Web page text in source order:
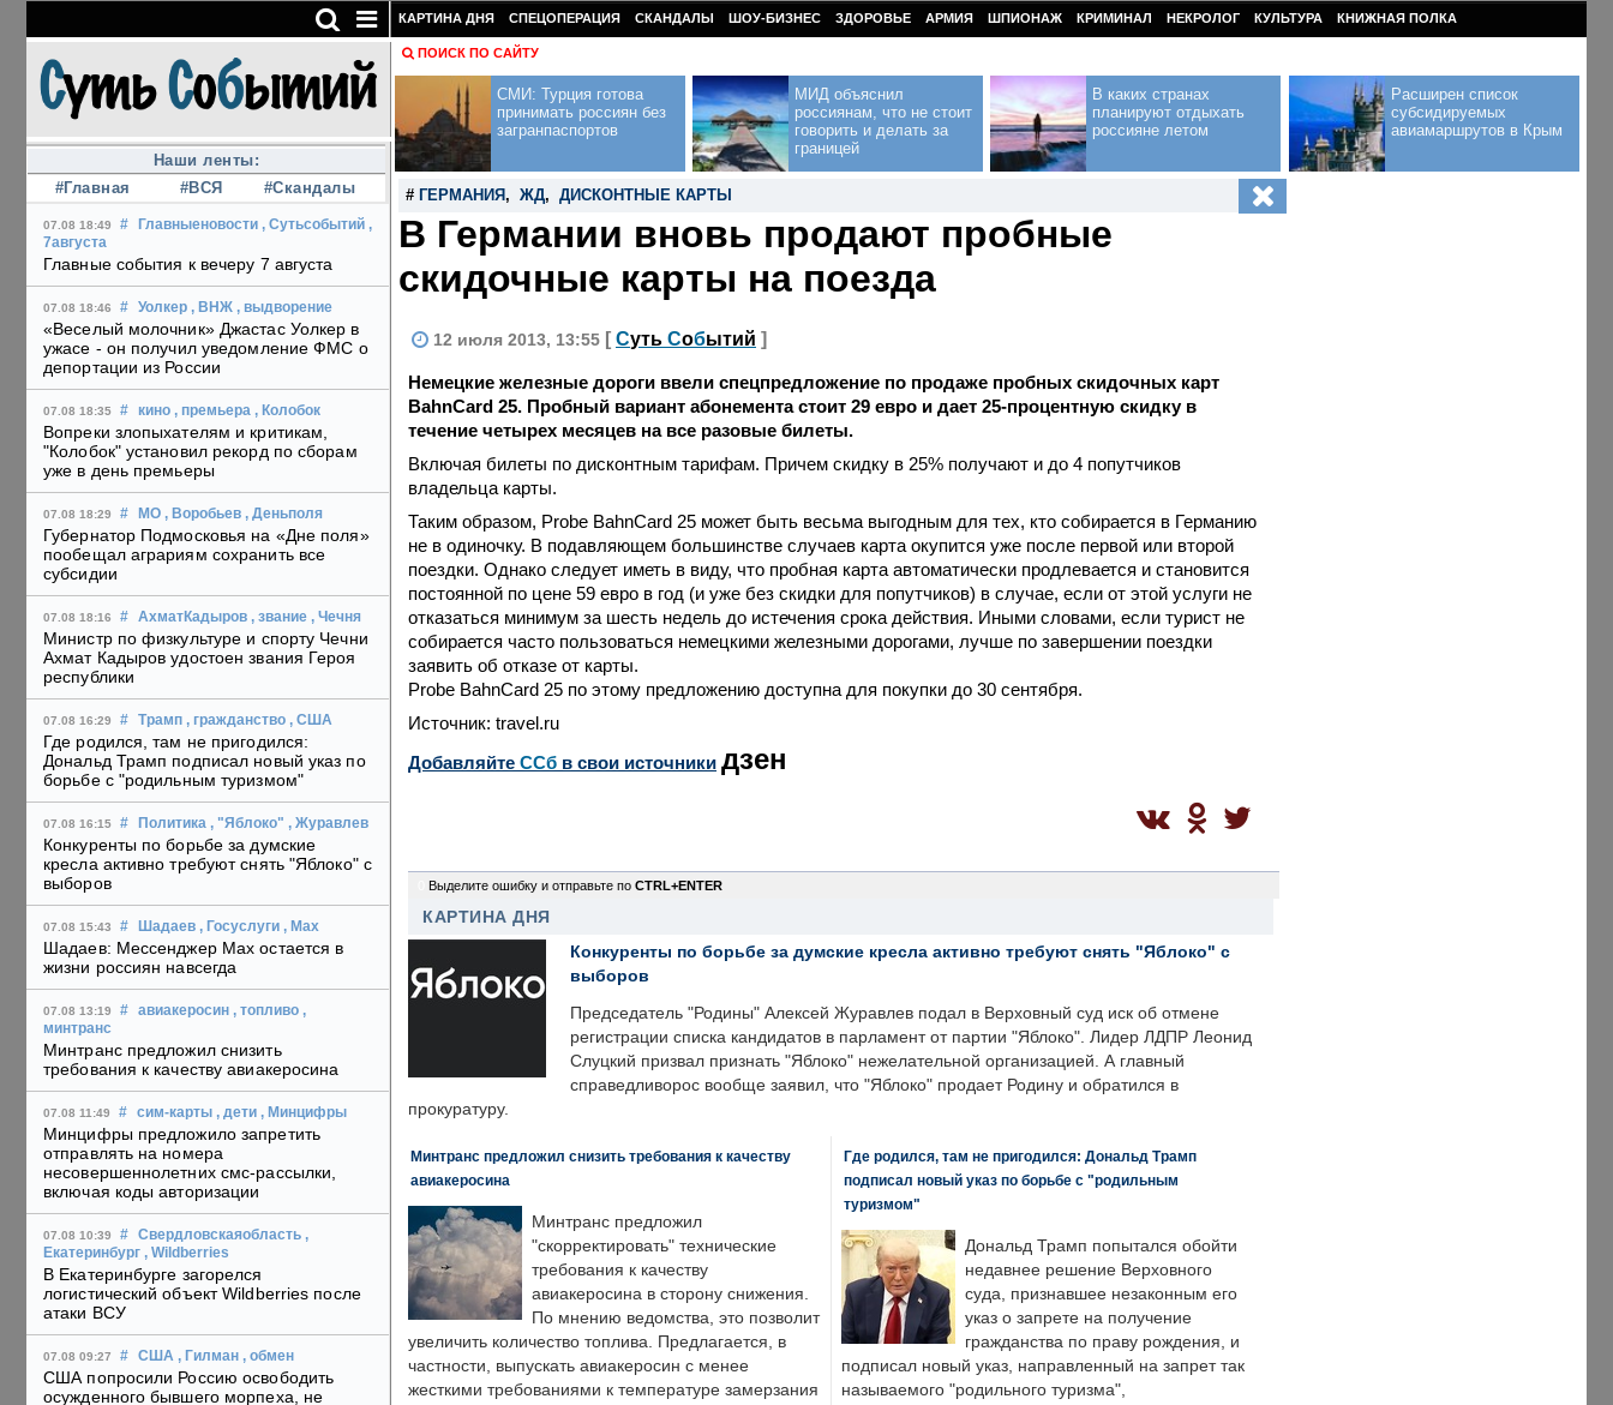
Наши ленты:
#Главная
#ВСЯ #Скандалы
07.08 18:49 # Главныеновости , Сутьсобытий ,
7августа
Главные события к вечеру 7 августа
07.08 18:46 # Уолкер , ВНЖ , выдворение
«Веселый молочник» Джастас Уолкер в
ужасе - он получил уведомление ФМС о
депортации из России
07.08 18:35 # кино , премьера , Колобок
Вопреки злопыхателям и критикам,
"Колобок" установил рекорд по сборам
уже в день премьеры
07.08 18:29 # МО , Воробьев , Деньполя
Губернатор Подмосковья на «Дне поля»
пообещал аграриям сохранить все
субсидии
07.08 18:16 # АхматКадыров , звание , Чечня
Министр по физкультуре и спорту Чечни
Ахмат Кадыров удостоен звания Героя
республики
07.08 16:29 # Трамп , гражданство , США
Где родился, там не пригодился:
Дональд Трамп подписал новый указ по
борьбе с "родильным туризмом"
07.08 16:15 # Политика , "Яблоко" , Журавлев
Конкуренты по борьбе за думские
кресла активно требуют снять "Яблоко" с
выборов
07.08 15:43 # Шадаев , Госуслуги , Max
Шадаев: Мессенджер Max остается в
жизни россиян навсегда
07.08 13:19 # авиакеросин , топливо ,
минтранс
Минтранс предложил снизить
требования к качеству авиакеросина
07.08 11:49 # сим-карты , дети , Минцифры
Минцифры предложило запретить
отправлять на номера
несовершеннолетних смс-рассылки,
включая коды авторизации
07.08 10:39 # Свердловскаяобласть ,
Екатеринбург , Wildberries
В Екатеринбурге загорелся
логистический объект Wildberries после
атаки ВСУ
07.08 09:27 # США , Гилман , обмен
США попросили Россию освободить
осужденного бывшего морпеха, не
КАРТИНА ДНЯ СПЕЦОПЕРАЦИЯ СКАНДАЛЫ ШОУ-БИЗНЕС ЗДОРОВЬЕ АРМИЯ ШПИОНАЖ КРИМИНАЛ НЕКРОЛОГ КУЛЬТУРА КНИЖНАЯ ПОЛКА
ПОИСК ПО САЙТУ
СМИ: Турция готова
принимать россиян без
загранпаспортов
МИД объяснил
россиянам, что не стоит
говорить и делать за
границей
В каких странах
планируют отдыхать
россияне летом
Расширен список
субсидируемых
авиамаршрутов в Крым
# ГЕРМАНИЯ , ЖД, ДИСКОНТНЫЕ КАРТЫ
В Германии вновь продают пробные
скидочные карты на поезда
12 июля 2013, 13:55 [ Суть Событий ]
Немецкие железные дороги ввели спецпредложение по продаже пробных скидочных карт
BahnCard 25. Пробный вариант абонемента стоит 29 евро и дает 25-процентную скидку в
течение четырех месяцев на все разовые билеты.
Включая билеты по дисконтным тарифам. Причем скидку в 25% получают и до 4 попутчиков
владельца карты.
Таким образом, Probe BahnCard 25 может быть весьма выгодным для тех, кто собирается в Германию
не в одиночку. В подавляющем большинстве случаев карта окупится уже после первой или второй
поездки. Однако следует иметь в виду, что пробная карта автоматически продлевается и становится
постоянной по цене 59 евро в год (и уже без скидки для попутчиков) в случае, если от этой услуги не
отказаться минимум за шесть недель до истечения срока действия. Иными словами, если турист не
собирается часто пользоваться немецкими железными дорогами, лучше по завершении поездки
заявить об отказе от карты.
Probe BahnCard 25 по этому предложению доступна для покупки до 30 сентября.
Источник: travel.ru
Добавляйте CСб в свои источники дзен
Выделите ошибку и отправьте по CTRL+ENTER
КАРТИНА ДНЯ
Конкуренты по борьбе за думские кресла активно требуют снять "Яблоко" с
выборов
Председатель "Родины" Алексей Журавлев подал в Верховный суд иск об отмене
регистрации списка кандидатов в парламент от партии "Яблоко". Лидер ЛДПР Леонид
Слуцкий призвал признать "Яблоко" нежелательной организацией. А главный
справедливорос вообще заявил, что "Яблоко" продает Родину и обратился в
прокуратуру.
Минтранс предложил снизить требования к качеству
авиакеросина
Минтранс предложил
"скорректировать" технические
требования к качеству
авиакеросина в сторону снижения.
По мнению ведомства, это позволит
увеличить количество топлива. Предлагается, в
частности, выпускать авиакеросин с менее
жесткими требованиями к температуре замерзания
Где родился, там не пригодился: Дональд Трамп
подписал новый указ по борьбе с "родильным
туризмом"
Дональд Трамп попытался обойти
недавнее решение Верховного
суда, признавшее незаконным его
указ о запрете на получение
гражданства по праву рождения, и
подписал новый указ, направленный на запрет так
называемого "родильного туризма",